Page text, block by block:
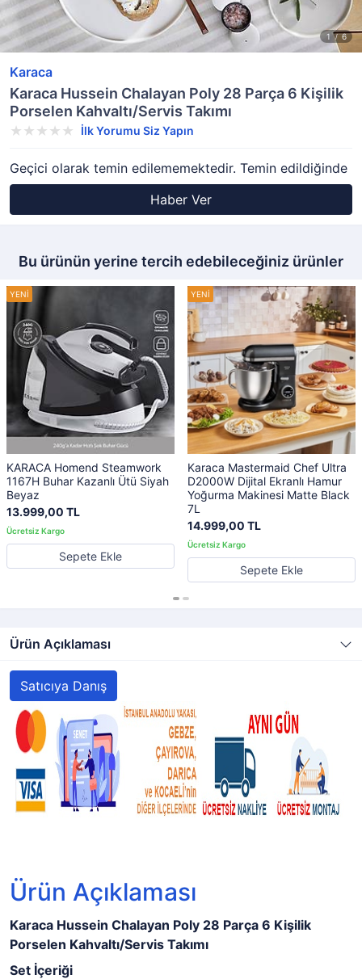
Karaca
Karaca Hussein Chalayan Poly 28 Parça 6 Kişilik
Porselen Kahvaltı/Servis Takımı
İlk Yorumu Siz Yapın
Geçici olarak temin edilememektedir. Temin edildiğinde
Haber Ver
Bu ürünün yerine tercih edebileceğiniz ürünler
KARACA Homend Steamwork
1167H Buhar Kazanlı Ütü Siyah
Beyaz
13.999,00 TL
Sepete Ekle
Karaca Mastermaid Chef Ultra
D2000W Dijital Ekranlı Hamur
Yoğurma Makinesi Matte Black
7L
14.999,00 TL
Sepete Ekle
Ürün Açıklaması
Satıcıya Danış
Ürün Açıklaması
Karaca Hussein Chalayan Poly 28 Parça 6 Kişilik
Porselen Kahvaltı/Servis Takımı
Set İçeriği